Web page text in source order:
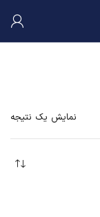
نمایش یک نتیجه